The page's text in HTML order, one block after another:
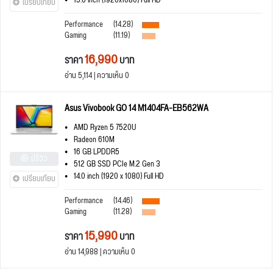
Performance
(14.28)
Gaming (11.19)
ราคา16,990บาท
อ่าน 5,114 | ความเห็น 0
เปรียบเทียบ
Asus Vivobook GO 14 M1404FA-EB562WA
AMD Ryzen 5 7520U
Radeon 610M
16 GB LPDDR5
512 GB SSD PCIe M.2 Gen 3
14.0 inch (1920 x 1080) Full HD
Performance
(14.46)
Gaming (11.28)
ราคา15,990บาท
อ่าน 14,988 | ความเห็น 0